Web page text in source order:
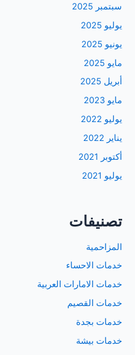
سبتمبر 2025
يوليو 2025
يونيو 2025
مايو 2025
أبريل 2025
مايو 2023
يوليو 2022
يناير 2022
أكتوبر 2021
يوليو 2021
تصنيفات
المزاحمية
خدمات الاحساء
خدمات الامارات العربية
خدمات القصيم
خدمات بجدة
خدمات بيشة